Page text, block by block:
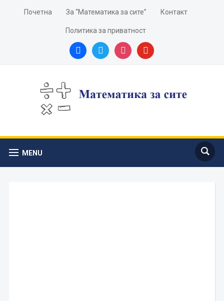
Почетна За “Математика за сите” Контакт
Политика за приватност
facebooktwitter instagramyoutube
MENU